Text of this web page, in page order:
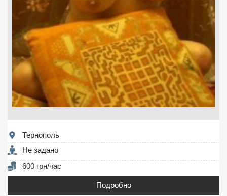
Тернополь
Не задано
600 грн/час
Подробно